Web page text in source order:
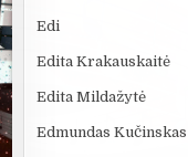
Edi
Edita Krakauskaitė
Edita Mildažytė
Edmundas Kučinskas